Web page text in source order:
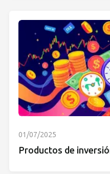
01/07/2025
Productos de